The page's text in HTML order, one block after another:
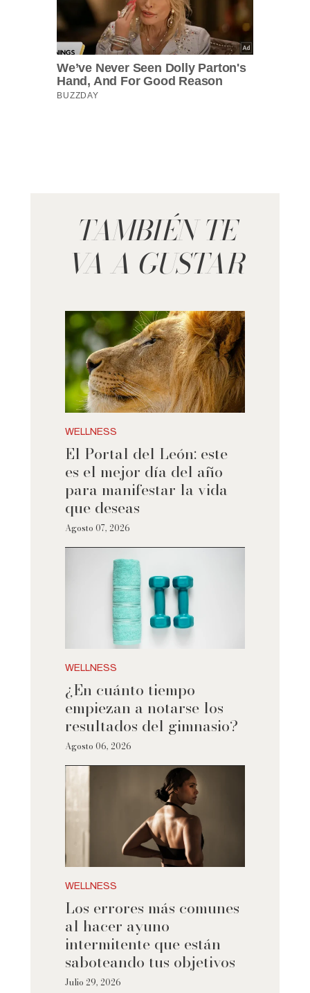
TAMBIÉN TE
VA A GUSTAR
WELLNESS
El Portal del León: este
es el mejor día del año
para manifestar la vida
que deseas
Agosto 07, 2026
WELLNESS
¿En cuánto tiempo
empiezan a notarse los
resultados del gimnasio?
Agosto 06, 2026
WELLNESS
Los errores más comunes
al hacer ayuno
intermitente que están
saboteando tus objetivos
Julio 29, 2026